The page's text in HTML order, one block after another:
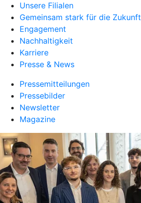
Unsere Filialen
Gemeinsam stark für die Zukunft
Engagement
Nachhaltigkeit
Karriere
Presse & News
Pressemitteilungen
Pressebilder
Newsletter
Magazine